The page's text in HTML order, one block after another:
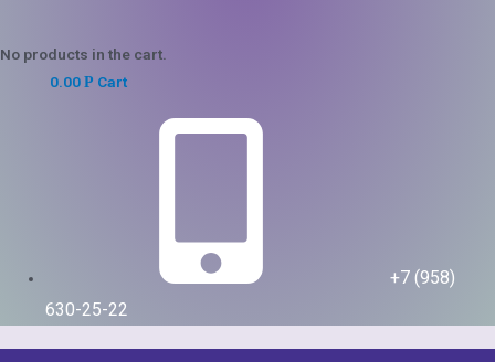
No products in the cart.
0.00 Р Cart
+7 (958)
630-25-22